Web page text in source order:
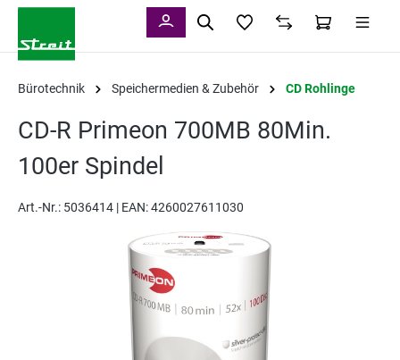
Bürotechnik Speichermedien & Zubehör CD Rohlinge
CD-R Primeon 700MB 80Min.
100er Spindel
Art.-Nr.: 5036414 | EAN: 4260027611030
Bildergalerie überspringen